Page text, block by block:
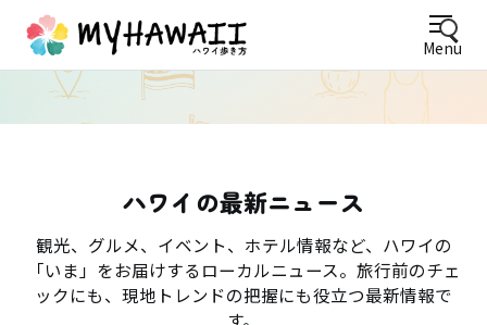
Menu
ハワイの最新ニュース
観光、グルメ、イベント、ホテル情報など、ハワイの
「いま」をお届けするローカルニュース。旅行前のチェ
ックにも、現地トレンドの把握にも役立つ最新情報で
す。